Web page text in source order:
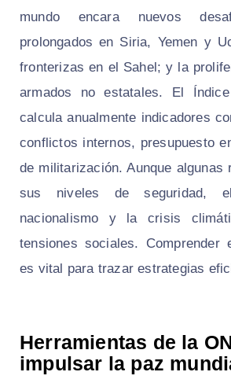
mundo encara nuevos
prolongados en Siria, Yemen y
fronterizas en el Sahel; y la
armados no estatales. El
calcula anualmente indicadores
conflictos internos, presupuesto
de militarización. Aunque algunas
sus niveles de seguridad,
nacionalismo y la crisis
tensiones sociales. Comprender
es vital para trazar estrategias
Herramientas de la
impulsar la paz